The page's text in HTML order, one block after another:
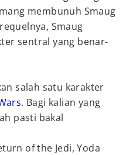
membunuh Smaug
Smaug
sentral yang benar-
salah satu karakter
. Bagi kalian yang
pasti bakal
of the Jedi, Yoda